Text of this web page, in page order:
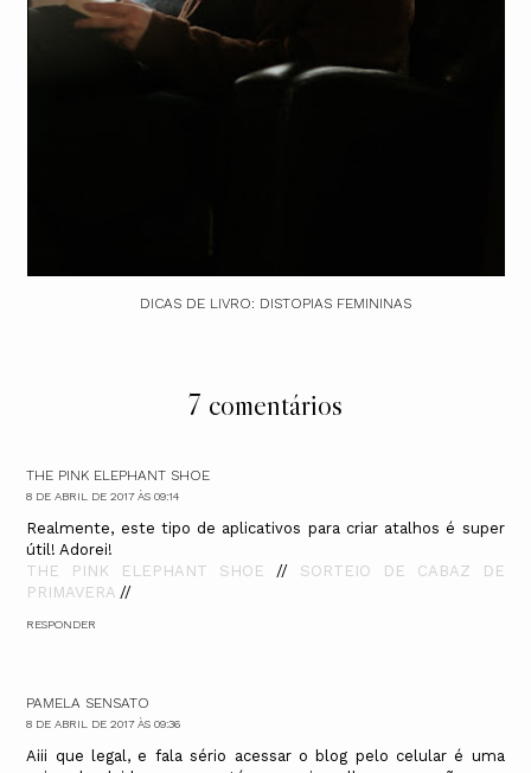
DICAS DE LIVRO: DISTOPIAS FEMININAS
7 comentários
THE PINK ELEPHANT SHOE
8 DE ABRIL DE 2017 ÀS 09:14
Realmente, este tipo de aplicativos para criar atalhos é super
útil! Adorei!
THE PINK ELEPHANT SHOE // SORTEIO DE CABAZ DE
PRIMAVERA //
RESPONDER
PAMELA SENSATO
8 DE ABRIL DE 2017 ÀS 09:36
Aiii que legal, e fala sério acessar o blog pelo celular é uma